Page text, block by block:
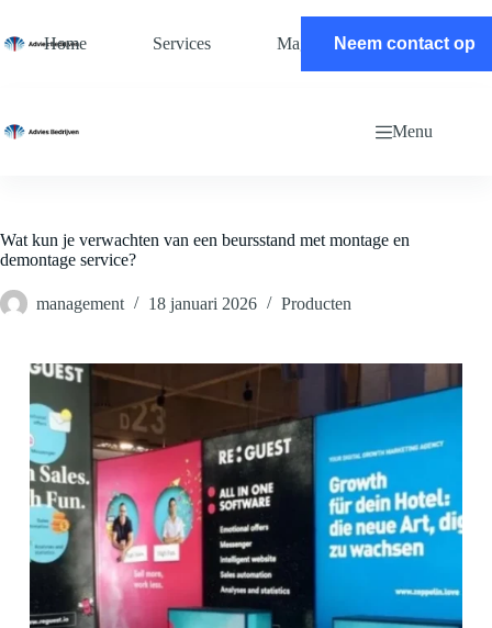
de
Home Services Magazine Contact
Neem contact op
Menu
Wat kun je verwachten van een beursstand met montage en
demontage service?
management 18 januari 2026 Producten